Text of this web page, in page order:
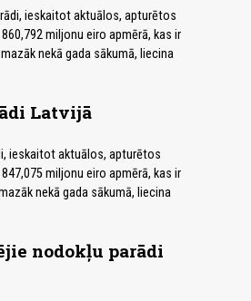
ieskaitot aktuālos, apturētos
miljonu eiro apmērā, kas ir
nekā gada sākumā, liecina
Latvijā
ieskaitot aktuālos, apturētos
miljonu eiro apmērā, kas ir
nekā gada sākumā, liecina
nodokļu parādi